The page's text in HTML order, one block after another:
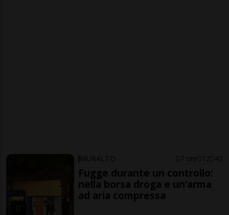
MURALTO 7 ore 12 43
Fugge durante un controllo:
nella borsa droga e un’arma
ad aria compressa